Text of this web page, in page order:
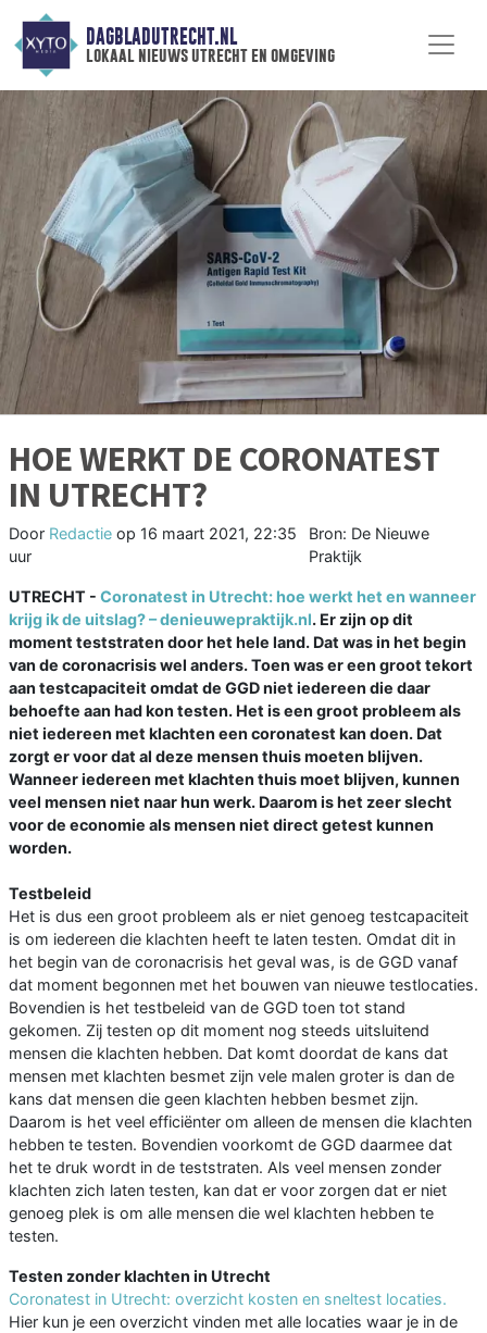
DAGBLADUTRECHT.NL
lokaal nieuws utrecht en omgeving
HOE WERKT DE CORONATEST
IN UTRECHT?
Door Redactie op 16 maart 2021, 22:35
uur
Bron: De Nieuwe
Praktijk
UTRECHT - Coronatest in Utrecht: hoe werkt het en wanneer
krijg ik de uitslag? – denieuwepraktijk.nl. Er zijn op dit
moment teststraten door het hele land. Dat was in het begin
van de coronacrisis wel anders. Toen was er een groot tekort
aan testcapaciteit omdat de GGD niet iedereen die daar
behoefte aan had kon testen. Het is een groot probleem als
niet iedereen met klachten een coronatest kan doen. Dat
zorgt er voor dat al deze mensen thuis moeten blijven.
Wanneer iedereen met klachten thuis moet blijven, kunnen
veel mensen niet naar hun werk. Daarom is het zeer slecht
voor de economie als mensen niet direct getest kunnen
worden.
Testbeleid
Het is dus een groot probleem als er niet genoeg testcapaciteit
is om iedereen die klachten heeft te laten testen. Omdat dit in
het begin van de coronacrisis het geval was, is de GGD vanaf
dat moment begonnen met het bouwen van nieuwe testlocaties.
Bovendien is het testbeleid van de GGD toen tot stand
gekomen. Zij testen op dit moment nog steeds uitsluitend
mensen die klachten hebben. Dat komt doordat de kans dat
mensen met klachten besmet zijn vele malen groter is dan de
kans dat mensen die geen klachten hebben besmet zijn.
Daarom is het veel efficiënter om alleen de mensen die klachten
hebben te testen. Bovendien voorkomt de GGD daarmee dat
het te druk wordt in de teststraten. Als veel mensen zonder
klachten zich laten testen, kan dat er voor zorgen dat er niet
genoeg plek is om alle mensen die wel klachten hebben te
testen.
Testen zonder klachten in Utrecht
Coronatest in Utrecht: overzicht kosten en sneltest locaties.
Hier kun je een overzicht vinden met alle locaties waar je in de